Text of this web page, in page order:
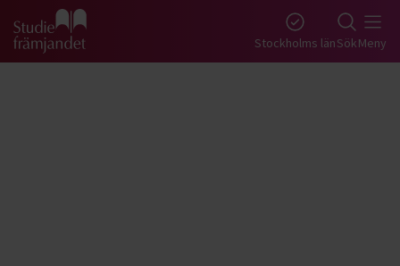
Gå till studiefrämjandets startsida Stockholms länSökMeny